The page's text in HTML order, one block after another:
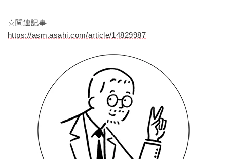
☆関連記事
https://asm.asahi.com/article/14829987